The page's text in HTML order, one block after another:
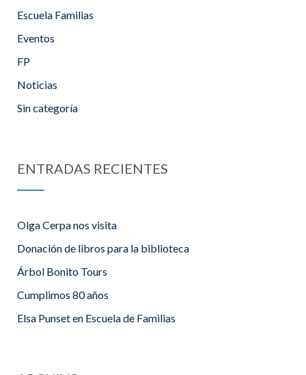
Escuela Familias
Eventos
FP
Noticias
Sin categoría
ENTRADAS RECIENTES
Olga Cerpa nos visita
Donación de libros para la biblioteca
Árbol Bonito Tours
Cumplimos 80 años
Elsa Punset en Escuela de Familias